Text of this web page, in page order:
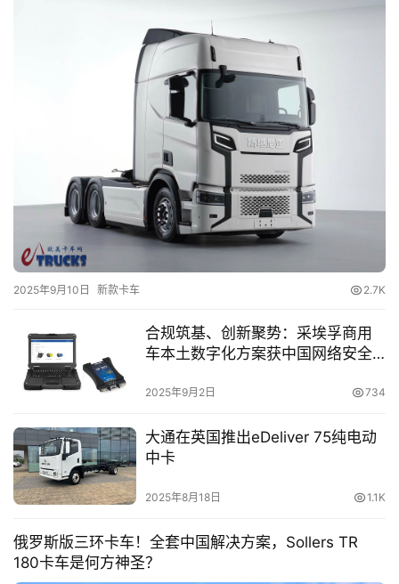
首
页
家
资
讯
2025年9月10日 新款卡车 2.7K
合规筑基、创新聚势：采埃孚商用
车本土数字化方案获中国网络安全
2025年9月2日 734
大通在英国推出eDeliver 75纯电动
中卡
2025年8月18日 1.1K
俄罗斯版三环卡车！全套中国解决方案，Sollers TR
180卡车是何方神圣？